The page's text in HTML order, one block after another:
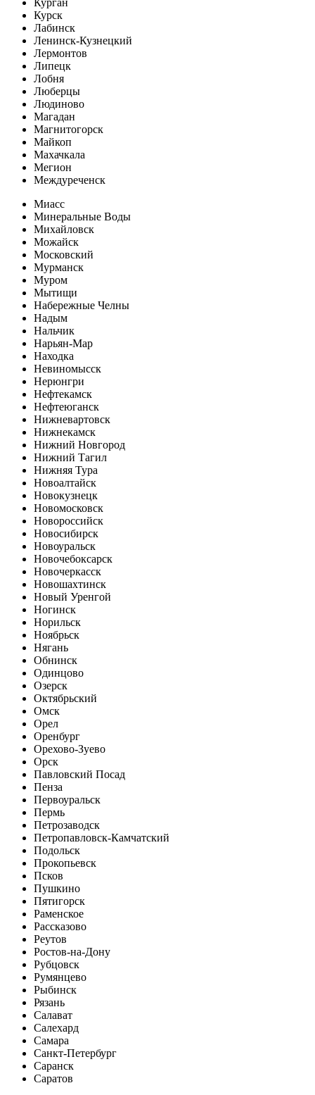
Курск
Лабинск
Ленинск-Кузнецкий
Лермонтов
Липецк
Лобня
Люберцы
Людиново
Магадан
Магнитогорск
Майкоп
Махачкала
Мегион
Междуреченск
Миасс
Минеральные Воды
Михайловск
Можайск
Московский
Мурманск
Муром
Мытищи
Набережные Челны
Надым
Нальчик
Нарьян-Мар
Находка
Невиномысск
Нерюнгри
Нефтекамск
Нефтеюганск
Нижневартовск
Нижнекамск
Нижний Новгород
Нижний Тагил
Нижняя Тура
Новоалтайск
Новокузнецк
Новомосковск
Новороссийск
Новосибирск
Новоуральск
Новочебоксарск
Новочеркасск
Новошахтинск
Новый Уренгой
Ногинск
Норильск
Ноябрьск
Нягань
Обнинск
Одинцово
Озерск
Октябрьский
Омск
Орел
Оренбург
Орехово-Зуево
Орск
Павловский Посад
Пенза
Первоуральск
Пермь
Петрозаводск
Петропавловск-Камчатский
Подольск
Прокопьевск
Псков
Пушкино
Пятигорск
Раменское
Рассказово
Реутов
Ростов-на-Дону
Рубцовск
Румянцево
Рыбинск
Рязань
Салават
Салехард
Самара
Санкт-Петербург
Саранск
Саратов